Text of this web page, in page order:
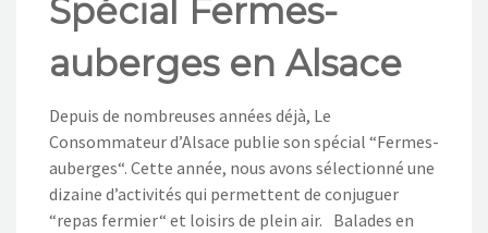
Spécial Fermes-
auberges en Alsace
Depuis de nombreuses années déjà, Le
Consommateur d’Alsace publie son spécial “Fermes-
auberges“. Cette année, nous avons sélectionné une
dizaine d’activités qui permettent de conjuguer
“repas fermier“ et loisirs de plein air. Balades en